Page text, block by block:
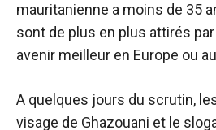
mauritanienne a moins de 35
sont de plus en plus attirés
avenir meilleur en Europe ou
A quelques jours du scrutin,
visage de Ghazouani et le